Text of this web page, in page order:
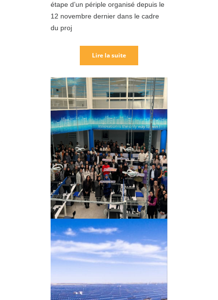
étape d’un périple organisé depuis le
12 novembre dernier dans le cadre
du proj
Lire la suite